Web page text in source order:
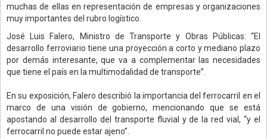
muchas de ellas en representación de empresas y organizaciones
muy importantes del rubro logístico.
José Luis Falero, Ministro de Transporte y Obras Públicas: “El
desarrollo ferroviario tiene una proyección a corto y mediano plazo
por demás interesante, que va a complementar las necesidades
que tiene el país en la multimodalidad de transporte”.
En su exposición, Falero describió la importancia del ferrocarril en el
marco de una visión de gobierno, mencionando que se está
apostando al desarrollo del transporte fluvial y de la red vial, “y el
ferrocarril no puede estar ajeno”.